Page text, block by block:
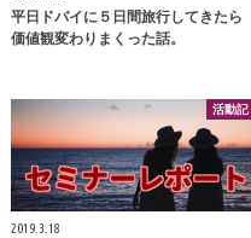
平日ドバイに５日間旅行してきたら
価値観変わりまくった話。
活動記
2019.3.18